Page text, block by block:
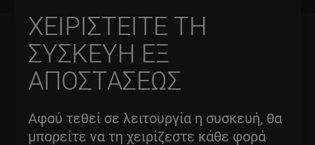
ΧΕΙΡΙΣΤΕΙΤΕ ΤΗ
ΣΥΣΚΕΥΗ ΕΞ
ΑΠΟΣΤΑΣΕΩΣ
Αφού τεθεί σε λειτουργία η συσκευή, θα
μπορείτε να τη χειρίζεστε κάθε φορά